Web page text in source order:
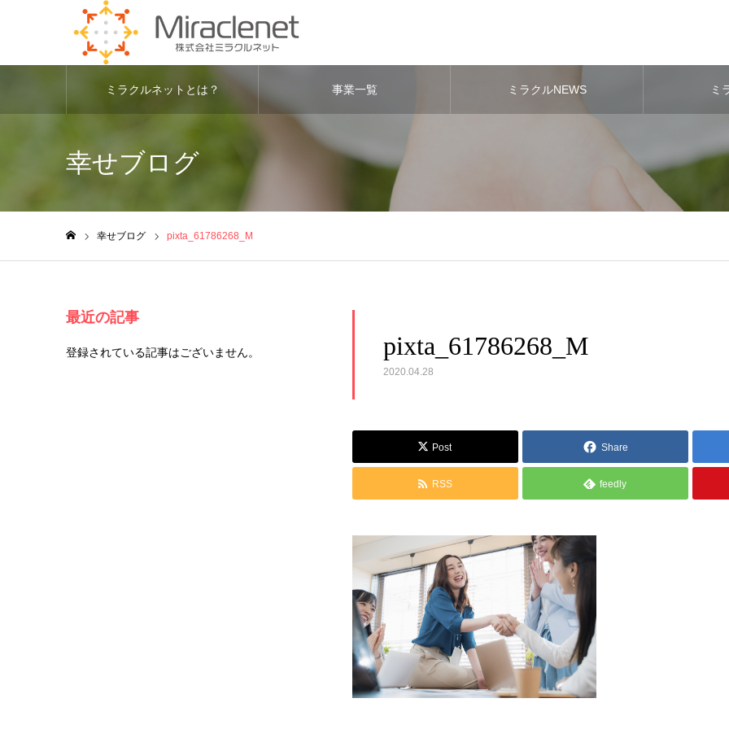
ミラクルネットとは？ 事業一覧 ミラクルNEWS ミ
幸せブログ
幸せブログ pixta_61786268_M
pixta_61786268_M
2020.04.28
Post Share
RSS feedly
最近の記事
登録されている記事はございません。